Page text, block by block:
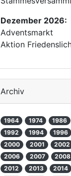
Dezember 2026:
Adventsmarkt
Aktion
Archiv
1964 1974 1986
1992
1994 1996
2000
2001 2002
2006
2007 2008
2012
2013 2014